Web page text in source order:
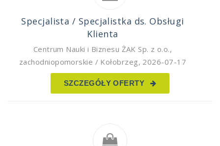
Specjalista / Specjalistka ds. Obsługi
Klienta
Centrum Nauki i Biznesu ŻAK Sp. z o.o.,
zachodniopomorskie / Kołobrzeg, 2026-07-17
SZCZEGÓŁY OFERTY